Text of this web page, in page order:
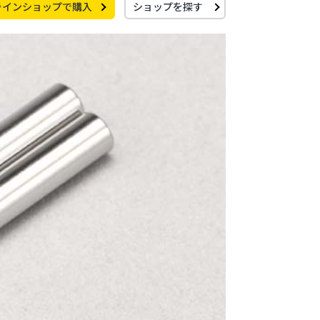
ンショップで購入 ショップを探す